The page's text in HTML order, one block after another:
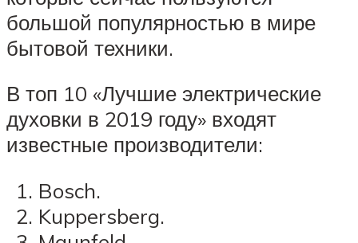
большой популярностью в мире
бытовой техники.
В топ 10 «Лучшие электрические
духовки в 2019 году» входят
известные производители:
Bosch.
Kuppersberg.